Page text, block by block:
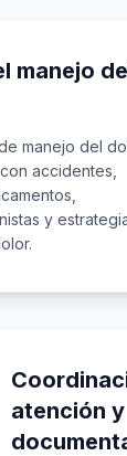
manejo
manejo del
accidentes,
y
atención y